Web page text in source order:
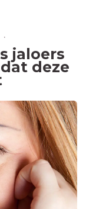
·
jaloers
deze